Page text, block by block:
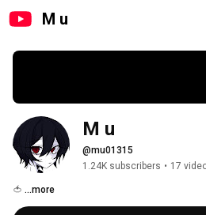
M u
M u
@mu01315
1.24K subscribers • 17
🍅 ...more